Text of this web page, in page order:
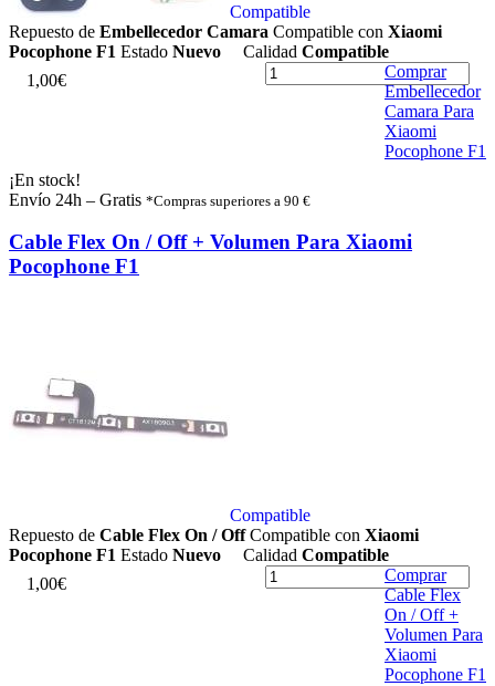
Compatible
Repuesto de Embellecedor Camara Compatible con Xiaomi
Pocophone F1 Estado Nuevo Calidad Compatible
1 ,00€
Comprar
Embellecedor
Camara Para
Xiaomi
Pocophone F1
¡En stock!
Envío 24h – Gratis *Compras superiores a 90 €
Cable Flex On / Off + Volumen Para Xiaomi
Pocophone F1
Compatible
Repuesto de Cable Flex On / Off Compatible con Xiaomi
Pocophone F1 Estado Nuevo Calidad Compatible
1 ,00€
Comprar
Cable Flex
On / Off +
Volumen Para
Xiaomi
Pocophone F1